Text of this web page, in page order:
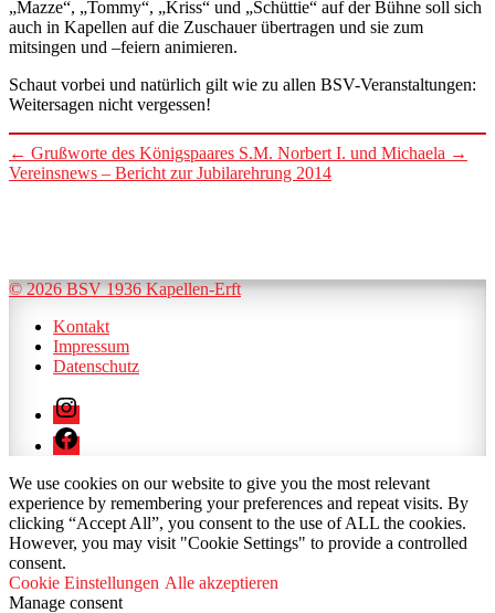
„Mazze“, „Tommy“, „Kriss“ und „Schüttie“ auf der Bühne soll sich
auch in Kapellen auf die Zuschauer übertragen und sie zum
mitsingen und –feiern animieren.
Schaut vorbei und natürlich gilt wie zu allen BSV-Veranstaltungen:
Weitersagen nicht vergessen!
← Grußworte des Königspaares S.M. Norbert I. und Michaela →
Vereinsnews – Bericht zur Jubilarehrung 2014
© 2026 BSV 1936 Kapellen-Erft
Kontakt
Impressum
Datenschutz
Instagram
Facebook
We use cookies on our website to give you the most relevant
experience by remembering your preferences and repeat visits. By
clicking “Accept All”, you consent to the use of ALL the cookies.
However, you may visit "Cookie Settings" to provide a controlled
consent.
Cookie Einstellungen Alle akzeptieren
Manage consent